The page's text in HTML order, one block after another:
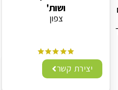
ושות'
צפון
יצירת קשר